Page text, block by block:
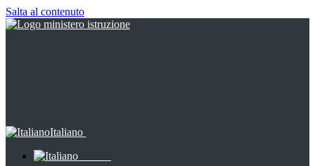
Salta al contenuto
Italiano